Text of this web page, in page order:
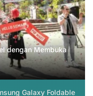
dengan Membuka
Galaxy Foldable